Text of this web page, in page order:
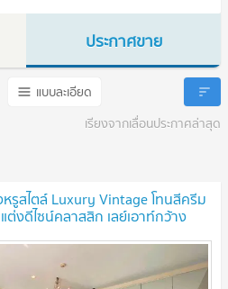
ประกาศขาย
ท่าเรือชาญอิสระ
แบบละเอียด
เรียงจากเลื่อนประกาศล่าสุด
รูสไตล์ Luxury Vintage โทนสีครีม
ต่งดีไซน์คลาสสิก เลย์เอาท์กว้าง